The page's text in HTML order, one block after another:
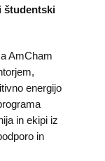
študentski
AmCham
energijo
in ekipi iz
in